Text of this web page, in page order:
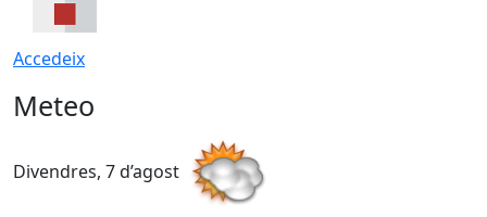
Accedeix
Meteo
Divendres, 7 d’agost